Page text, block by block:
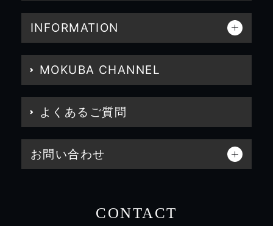
INFORMATION
MOKUBA CHANNEL
よくあるご質問
お問い合わせ
CONTACT